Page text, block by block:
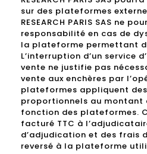
sur des plateformes
RESEARCH PARIS SAS ne
responsabilité en cas de
la plateforme permettant
L’interruption d’un service
vente ne justifie pas
vente aux enchères par
plateformes appliquent
proportionnels au montant
fonction des plateformes.
facturé TTC à
d’adjudication et des frais
reversé à la plateforme